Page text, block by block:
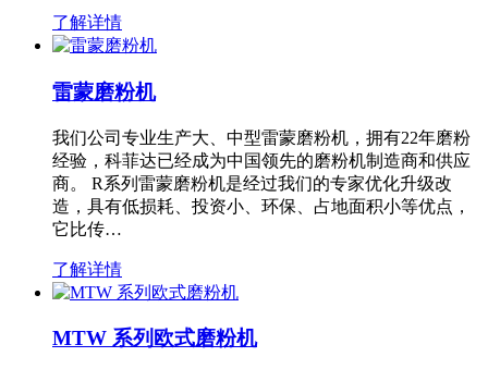
了解详情
雷蒙磨粉机
我们公司专业生产大、中型雷蒙磨粉机，拥有22年磨粉
经验，科菲达已经成为中国领先的磨粉机制造商和供应
商。 R系列雷蒙磨粉机是经过我们的专家优化升级改
造，具有低损耗、投资小、环保、占地面积小等优点，
它比传…
了解详情
MTW 系列欧式磨粉机